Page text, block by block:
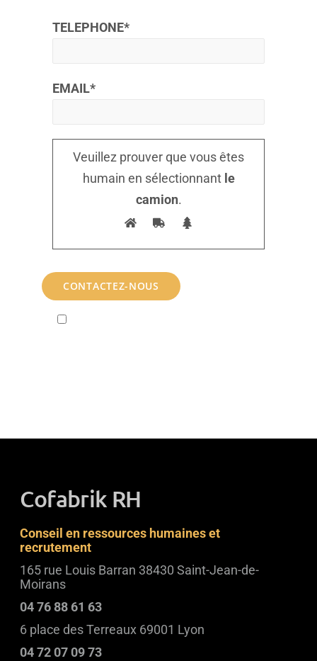
TELEPHONE*
EMAIL*
Veuillez prouver que vous êtes
humain en sélectionnantle
camion.
Cofabrik RH
Conseil en ressources humaines et
recrutement
165 rue Louis Barran 38430 Saint-Jean-de-
Moirans
04 76 88 61 63
6 place des Terreaux 69001 Lyon
04 72 07 09 73